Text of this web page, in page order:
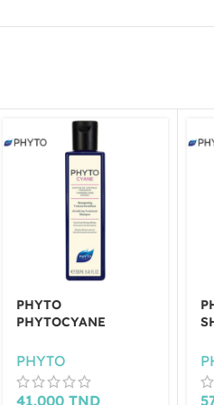
PHYTO
PHYTOCYANE
TRAITANT
DENSIFIANT 250 ML
PHYTO
41.000TND